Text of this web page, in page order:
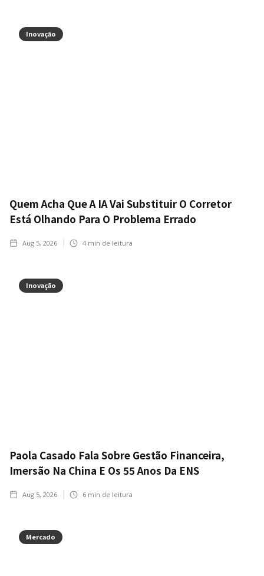
Inovação
Quem Acha Que A IA Vai Substituir O Corretor
Está Olhando Para O Problema Errado
Aug 5, 2026 4 min de leitura
Inovação
Paola Casado Fala Sobre Gestão Financeira,
Imersão Na China E Os 55 Anos Da ENS
Aug 5, 2026 6 min de leitura
Mercado